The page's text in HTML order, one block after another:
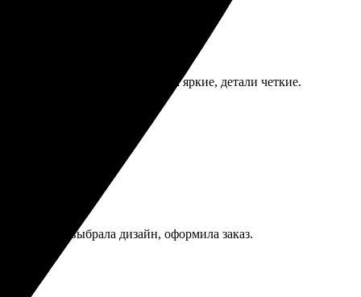
Качество впечатлило, цвета яркие, детали четкие.
фото, выбрала дизайн, оформила заказ.